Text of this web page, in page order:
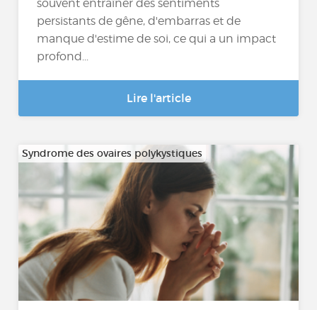
souvent entraîner des sentiments
persistants de gêne, d'embarras et de
manque d'estime de soi, ce qui a un impact
profond...
Lire l'article
Syndrome des ovaires polykystiques